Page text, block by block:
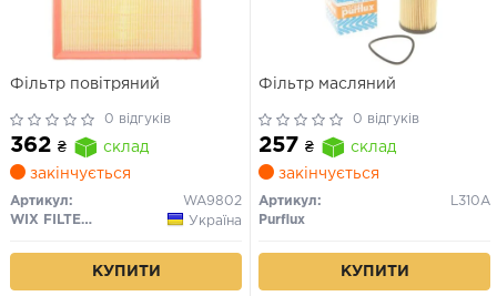
Фільтр повітряний
0 відгуків
362 ₴
склад
закінчується
Артикул:
WA9802
WIX FILTERS
Україна
КУПИТИ
Фільтр масляний
0 відгуків
257 ₴
склад
закінчується
Артикул:
L310A
Purflux
КУПИТИ